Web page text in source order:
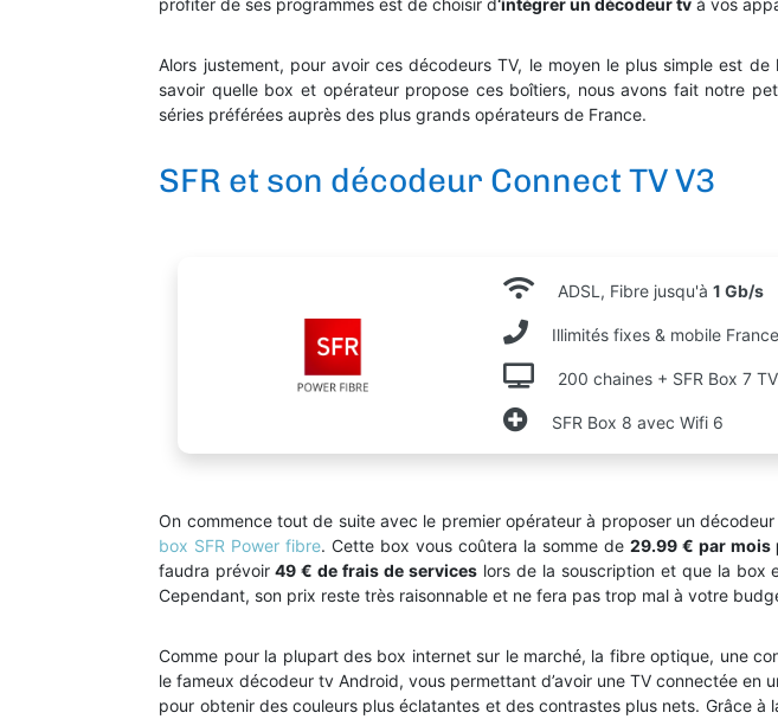
Alors justement, pour avoir ces décodeurs TV, le moyen le plus simple est de
savoir quelle box et opérateur propose ces boîtiers, nous avons fait notre
séries préférées auprès des plus grands opérateurs de France.
SFR et son décodeur Connect TV V3
ADSL, Fibre jusqu'à1 Gb/s
Illimités fixes & mobile France
200 chaines + SFR Box 7
SFR Box 8 avec Wifi 6
On commence tout de suite avec le premier opérateur à proposer un
box SFR Power fibre. Cette box vous coûtera la somme de29.99 € par mois
faudra prévoir 49 € de frais de services lors de la souscription et que la box
Cependant, son prix reste très raisonnable et ne fera pas trop mal à votre
Comme pour la plupart des box internet sur le marché, la fibre optique, une
le fameux décodeur tv Android, vous permettant d’avoir une TV connectée en
pour obtenir des couleurs plus éclatantes et des contrastes plus nets. Grâce à